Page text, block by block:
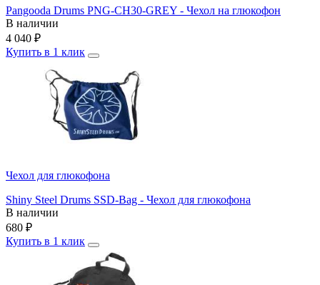
Pangooda Drums PNG-CH30-GREY - Чехол на глюкофон
В наличии
4 040 ₽
Купить в 1 клик
Чехол для глюкофона
Shiny Steel Drums SSD-Bag - Чехол для глюкофона
В наличии
680 ₽
Купить в 1 клик